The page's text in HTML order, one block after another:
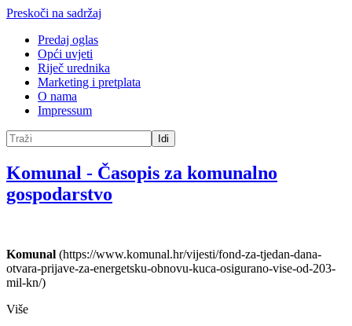
Preskoči na sadržaj
Predaj oglas
Opći uvjeti
Riječ urednika
Marketing i pretplata
O nama
Impressum
Idi
Komunal - Časopis za komunalno
gospodarstvo
Komunal (https://www.komunal.hr/vijesti/fond-za-tjedan-dana-
otvara-prijave-za-energetsku-obnovu-kuca-osigurano-vise-od-203-
mil-kn/)
Više